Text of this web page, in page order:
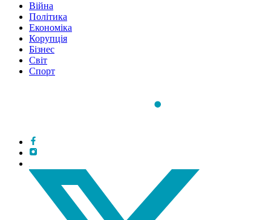
Війна
Політика
Економіка
Корупція
Бізнес
Світ
Спорт